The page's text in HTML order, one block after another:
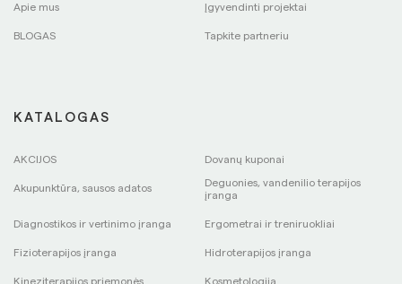
Apie mus Įgyvendinti projektai
BLOGAS Tapkite partneriu
KATALOGAS
AKCIJOS Dovanų kuponai
Akupunktūra, sausos adatos
Deguonies, vandenilio terapijos
įranga
Diagnostikos ir vertinimo įranga Ergometrai ir treniruokliai
Fizioterapijos įranga Hidroterapijos įranga
Kineziterapijos priemonės Kosmetologija